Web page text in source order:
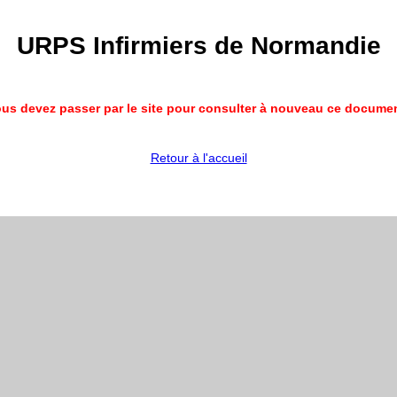
URPS Infirmiers de Normandie
devez passer par le site pour consulter à nouveau ce
Retour à l'accueil